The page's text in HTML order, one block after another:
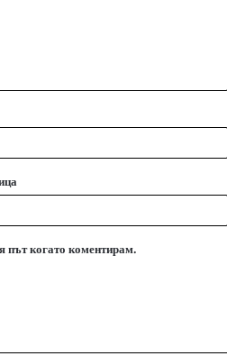
път когато коментирам.